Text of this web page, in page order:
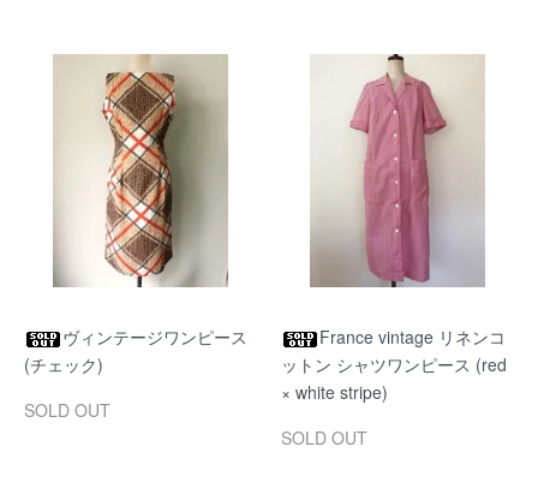
ヴィンテージワンピース
(チェック)
SOLD OUT
France vintage リネンコ
ットン シャツワンピース (red
× white stripe)
SOLD OUT